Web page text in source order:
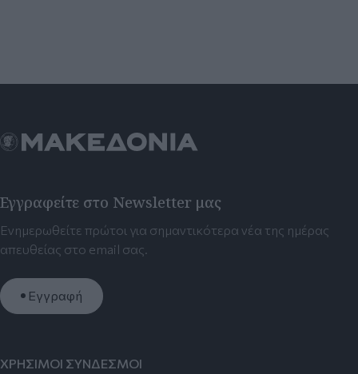
Εγγραφείτε στο Newsletter μας
Ενημερωθείτε πρώτοι για σημαντικότερα νέα της ημέρας
απευθείας στο email σας.
Εγγραφή
ΧΡΗΣΙΜΟΙ ΣΥΝΔΕΣΜΟΙ